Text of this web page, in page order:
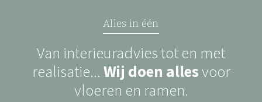
Alles in één
Van interieuradvies tot en met
realisatie... Wij doen allesvoor
vloeren en ramen.